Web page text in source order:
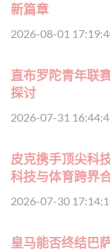
新篇章
2026-08-01
直布罗陀青年联
探讨
2026-07-31
皮克携手顶尖科
科技与体育跨界
2026-07-30
皇马能否终结巴